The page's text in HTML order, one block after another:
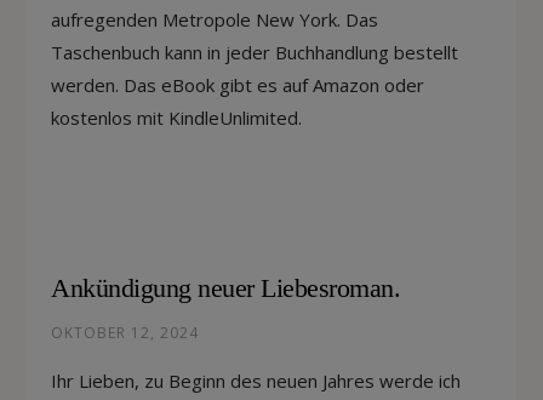
aufregenden Metropole New York. Das
Taschenbuch kann in jeder Buchhandlung bestellt
werden. Das eBook gibt es auf Amazon oder
kostenlos mit KindleUnlimited.
Ankündigung neuer Liebesroman.
OKTOBER 12, 2024
Ihr Lieben, zu Beginn des neuen Jahres werde ich